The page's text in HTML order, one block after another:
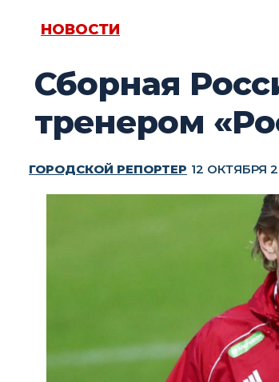
НОВОСТИ
Сборная
тренером
ГОРОДСКОЙ РЕПОРТЕР 12 ОКТЯБРЯ